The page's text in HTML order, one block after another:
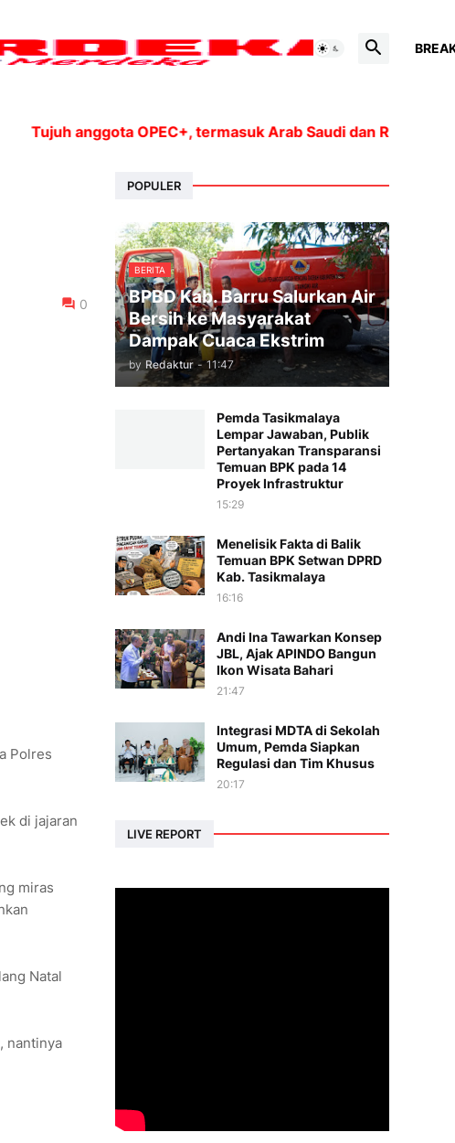
anggota OPEC+, termasuk Arab Saudi dan Rusia, akan
0
Polres
di jajaran
miras
Natal
nantinya
POPULER
BERITA
BPBD Kab. Barru Salurkan Air
Bersih ke Masyarakat
Dampak Cuaca Ekstrim
by Redaktur - 11:47
Pemda Tasikmalaya
Lempar Jawaban, Publik
Pertanyakan Transparansi
Temuan BPK pada 14
Proyek Infrastruktur
15:29
Menelisik Fakta di Balik
Temuan BPK Setwan DPRD
Kab. Tasikmalaya
16:16
Andi Ina Tawarkan Konsep
JBL, Ajak APINDO Bangun
Ikon Wisata Bahari
21:47
Integrasi MDTA di Sekolah
Umum, Pemda Siapkan
Regulasi dan Tim Khusus
20:17
LIVE REPORT